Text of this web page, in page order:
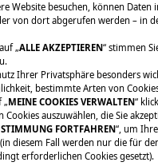
Sie die Lagoon Days
15. Juni in
Yachtsagent!
Termin, um sich
Website besuchen, können
von dort abgerufen werden – in
„ALLE AKZEPTIEREN“ stimmen
Ihrer Privatsphäre besonders
bestimmte Arten von
„MEINE COOKIES VERWALTEN“
Cookies auszuwählen, die Sie
FORTFAHREN“, um
diesem Fall werden nur die für
erforderlichen Cookies gesetzt).